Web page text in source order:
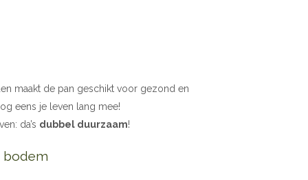
maakt de pan geschikt voor gezond en
eens je leven lang mee!
da’s dubbel duurzaam!
bodem